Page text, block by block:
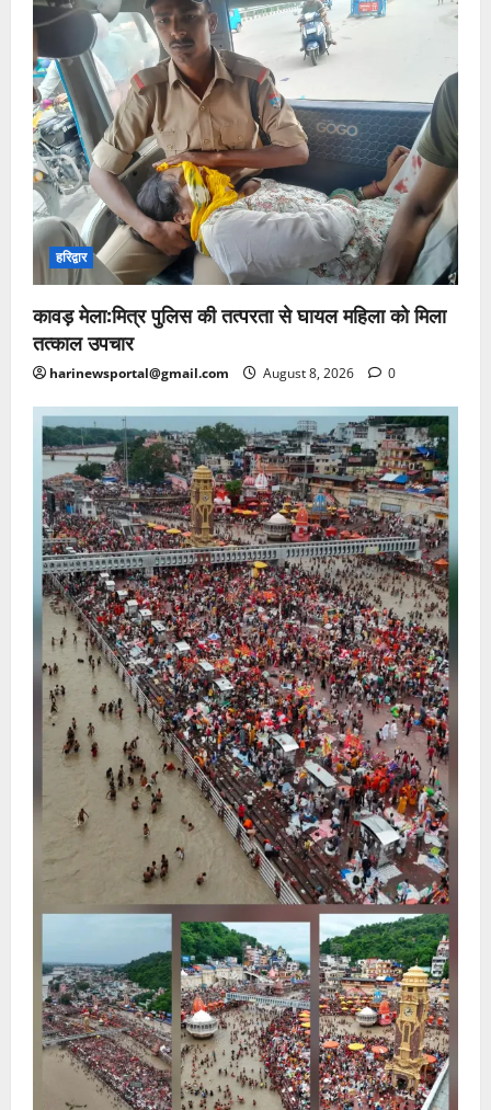
हरिद्वार
कावड़ मेला:मित्र पुलिस की तत्परता से घायल महिला को मिला
तत्काल उपचार
harinewsportal@gmail.com August 8, 2026 0